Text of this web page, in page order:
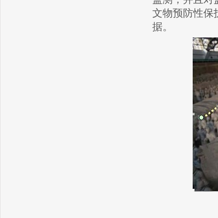
文物预防性保
据。